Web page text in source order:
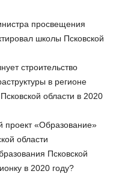
просвещения
школы Псковской
строительство
в регионе
области в 2020
«Образование»
области
Псковской
в 2020 году?